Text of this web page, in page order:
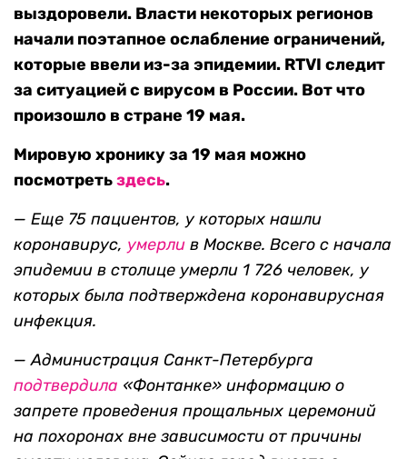
выздоровели. Власти некоторых регионов
начали поэтапное ослабление ограничений,
которые ввели из-за эпидемии. RTVI следит
за ситуацией с вирусом в России. Вот что
произошло в стране 19 мая.
Мировую хронику за 19 мая можно
посмотретьздесь.
— Еще 75 пациентов, у которых нашли
коронавирус, умерли в Москве. Всего с начала
эпидемии в столице умерли 1 726 человек, у
которых была подтверждена коронавирусная
инфекция.
— Администрация Санкт-Петербурга
подтвердила «Фонтанке» информацию о
запрете проведения прощальных церемоний
на похоронах вне зависимости от причины